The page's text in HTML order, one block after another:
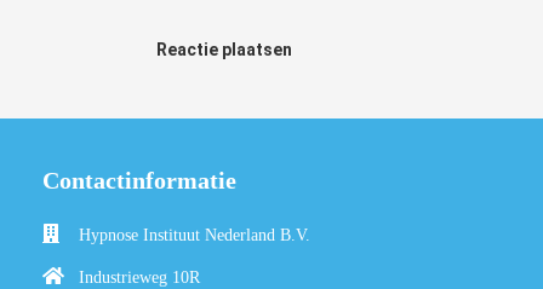
Reactie plaatsen
Contactinformatie
Hypnose Instituut Nederland B.V.
Industrieweg 10R